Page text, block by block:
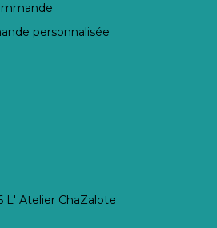
personnalisée
L' Atelier ChaZalote